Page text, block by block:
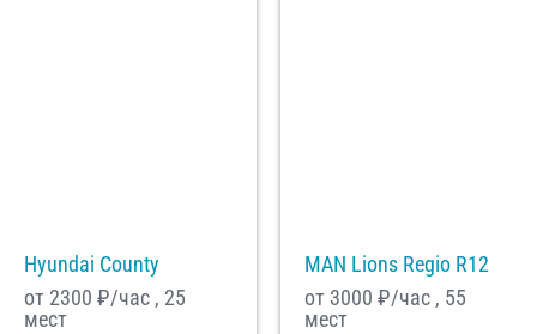
Hyundai County
от 2300 ₽/час , 25
мест
MAN Lions Regio R12
от 3000 ₽/час , 55
мест